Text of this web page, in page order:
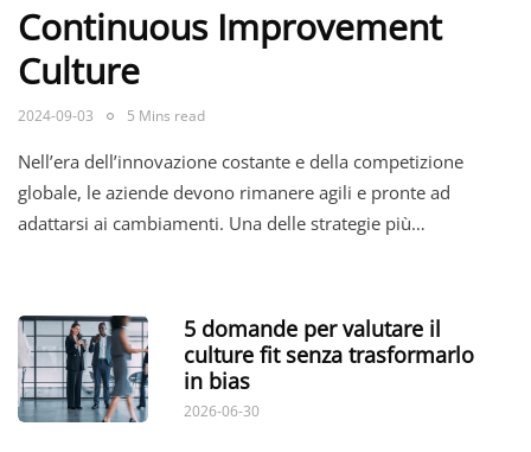
Continuous Improvement
Culture
2024-09-03 5 Mins read
Nell’era dell’innovazione costante e della competizione
globale, le aziende devono rimanere agili e pronte ad
adattarsi ai cambiamenti. Una delle strategie più…
5 domande per valutare il
culture fit senza trasformarlo
in bias
2026-06-30